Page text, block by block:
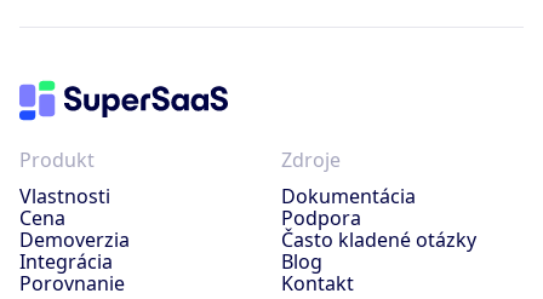
Produkt
Vlastnosti
Cena
Demoverzia
Integrácia
Porovnanie
Zdroje
Dokumentácia
Podpora
Často kladené otázky
Blog
Kontakt